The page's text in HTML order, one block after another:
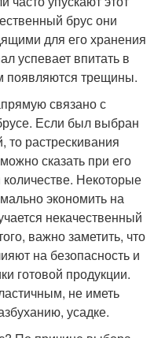
брус они
для его хранения
успевает впитать в
появляются трещины.
связано с
Если был выбран
то растрескивания
сказать при его
Некоторые
экономить на
некачественный
важно заметить, что
на безопасность и
готовой продукции.
не иметь
усадке.